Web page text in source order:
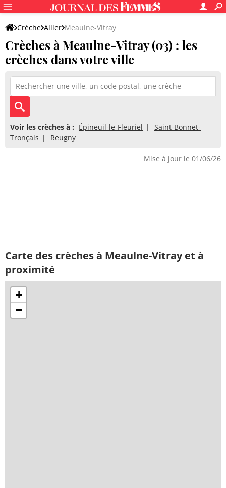
Crèche Allier Meaulne-Vitray
Crèches à Meaulne-Vitray (03) : les
crèches dans votre ville
Voir les crèches à : Épineuil-le-Fleuriel
Saint-Bonnet-
Tronçais
Reugny
Mise à jour le 01/06/26
Carte des crèches à Meaulne-Vitray et à
proximité
+
−